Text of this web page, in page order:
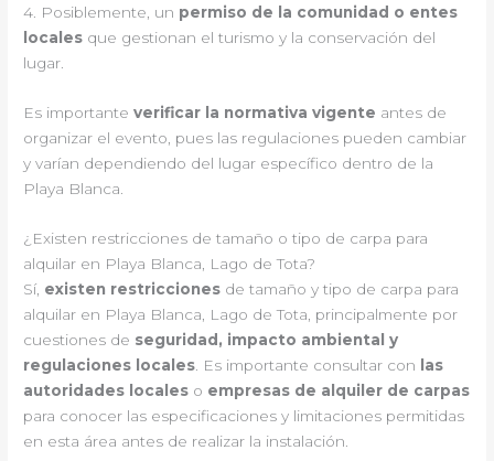
4. Posiblemente, un permiso de la comunidad o entes
locales que gestionan el turismo y la conservación del
lugar.
Es importanteverificar la normativa vigente antes de
organizar el evento, pues las regulaciones pueden cambiar
y varían dependiendo del lugar específico dentro de la
Playa Blanca.
¿Existen restricciones de tamaño o tipo de carpa para
alquilar en Playa Blanca, Lago de Tota?
Sí, existen restricciones de tamaño y tipo de carpa para
alquilar en Playa Blanca, Lago de Tota, principalmente por
cuestiones de seguridad, impacto ambiental y
regulaciones locales . Es importante consultar con
las
autoridades locales o empresas de alquiler de carpas
para conocer las especificaciones y limitaciones permitidas
en esta área antes de realizar la instalación.